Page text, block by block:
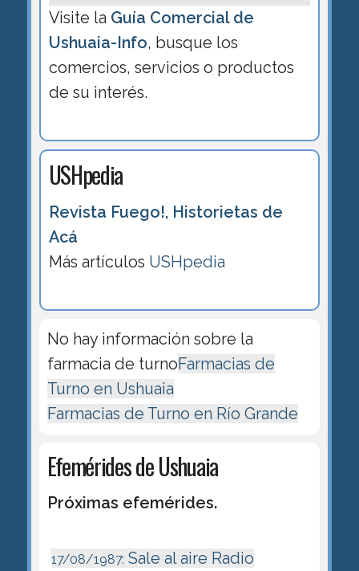
Visite la Guía Comercial de
Ushuaia-Info, busque los
comercios, servicios o productos
de su interés.
USHpedia
Revista Fuego!, Historietas de
Acá
Más artículos USHpedia
No hay información sobre la
farmacia de turnoFarmacias de
Turno en Ushuaia
Farmacias de Turno en Río Grande
Efemérides de Ushuaia
Próximas efemérides.
17/08/1987: Sale al aire Radio